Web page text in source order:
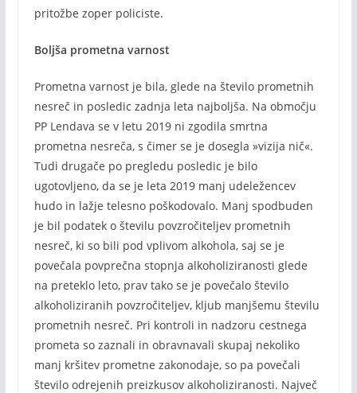
pritožbe zoper policiste.
Boljša prometna varnost
Prometna varnost je bila, glede na število prometnih
nesreč in posledic zadnja leta najboljša. Na območju
PP Lendava se v letu 2019 ni zgodila smrtna
prometna nesreča, s čimer se je dosegla »vizija nič«.
Tudi drugače po pregledu posledic je bilo
ugotovljeno, da se je leta 2019 manj udeležencev
hudo in lažje telesno poškodovalo. Manj spodbuden
je bil podatek o številu povzročiteljev prometnih
nesreč, ki so bili pod vplivom alkohola, saj se je
povečala povprečna stopnja alkoholiziranosti glede
na preteklo leto, prav tako se je povečalo število
alkoholiziranih povzročiteljev, kljub manjšemu številu
prometnih nesreč. Pri kontroli in nadzoru cestnega
prometa so zaznali in obravnavali skupaj nekoliko
manj kršitev prometne zakonodaje, so pa povečali
število odrejenih preizkusov alkoholiziranosti. Največ